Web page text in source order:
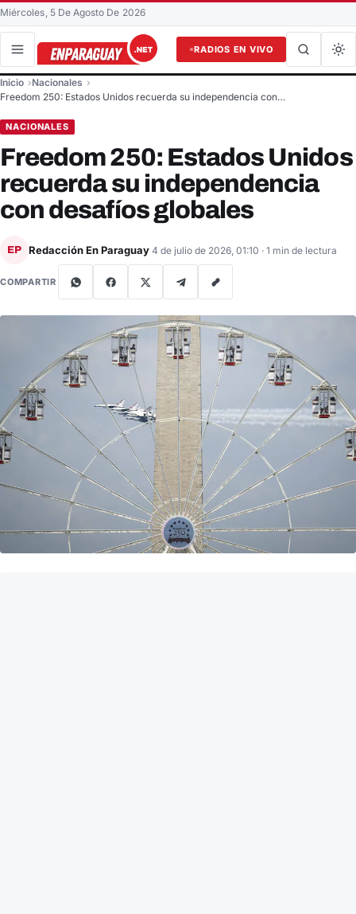
Miércoles, 5 De Agosto De 2026
RADIOS EN VIVO
Buscar en el sitio
Inicio
Nacionales
Freedom 250: Estados Unidos recuerda su independencia con…
NACIONALES
Freedom 250: Estados Unidos
recuerda su independencia
con desafíos globales
EP Redacción En Paraguay 4 de julio de 2026, 01:10 · 1 min de lectura
COMPARTIR